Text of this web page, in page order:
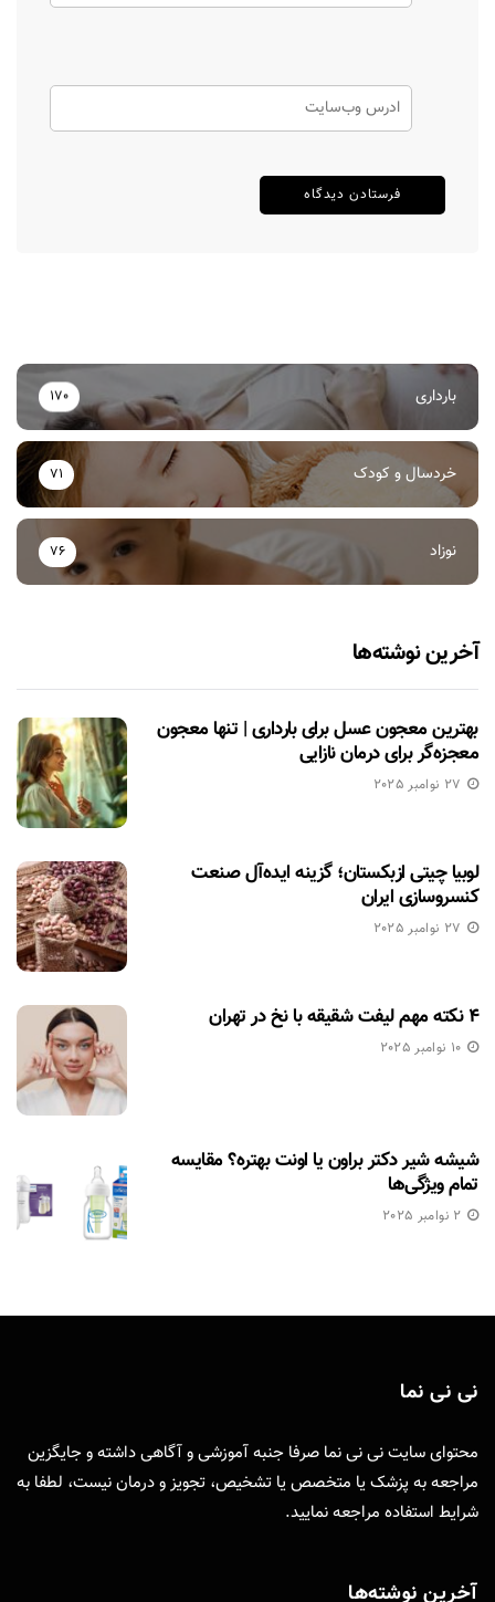
بارداری 170
خردسال و کودک 71
نوزاد 76
آخرین نوشته‌ها
بهترین معجون عسل برای بارداری | تنها معجون
معجزه‌گر برای درمان نازایی
27 نوامبر 2025
لوبیا چیتی ازبکستان؛ گزینه ایده‌آل صنعت
کنسروسازی ایران
27 نوامبر 2025
۴ نکته مهم لیفت شقیقه با نخ در تهران
10 نوامبر 2025
شیشه شیر دکتر براون یا اونت بهتره؟ مقایسه
تمام ویژگی‌ها
2 نوامبر 2025
نی نی نما
محتوای سایت نی نی نما صرفا جنبه آموزشی و آگاهی داشته و جایگزین
مراجعه به پزشک یا متخصص یا تشخیص، تجویز و درمان نیست، لطفا به
شرایط استفاده مراجعه نمایید.
آخرین نوشته‌ها